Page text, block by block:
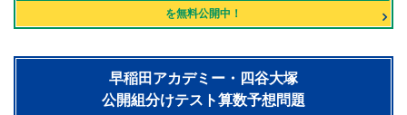
を無料公開中！
早稲田アカデミー・四谷大塚
公開組分けテスト算数予想問題